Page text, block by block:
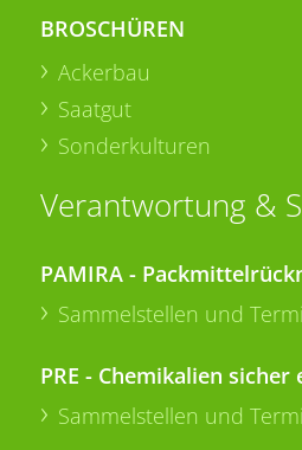
BROSCHÜREN
Ackerbau
Saatgut
Sonderkulturen
Verantwortung &
PAMIRA -
Sammelstellen und
PRE - Chemikalien sicher
Sammelstellen und